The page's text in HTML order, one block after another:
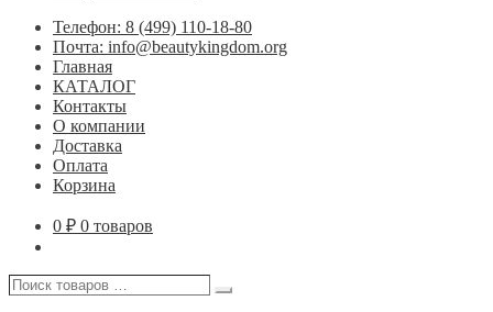
Телефон: 8 (499) 110-18-80
Почта: info@beautykingdom.org
Главная
КАТАЛОГ
Контакты
О компании
Доставка
Оплата
Корзина
0 ₽ 0 товаров
Поиск
Поиск